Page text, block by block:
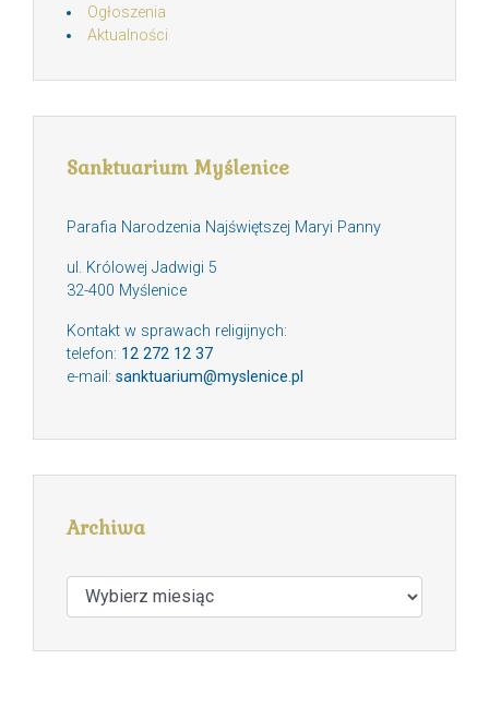
Ogłoszenia
Aktualności
Sanktuarium Myślenice
Parafia Narodzenia Najświętszej Maryi Panny
ul. Królowej Jadwigi 5
32-400 Myślenice
Kontakt w sprawach religijnych:
telefon: 12 272 12 37
e-mail: sanktuarium@myslenice.pl
Archiwa
Archiwa